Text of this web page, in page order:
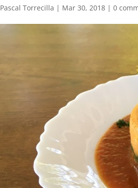
Pascal Torrecilla | Mar 30, 2018 |0